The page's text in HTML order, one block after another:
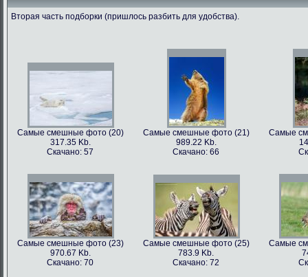
Самые смешные фото (9)
562.79 Kb.
Самые смешные фото (10)
899.22 Kb.
Самые
Вторая часть подборки (пришлось разбить для удобства).
Самые смешные фото (20)
317.35 Kb.
Скачано: 57
Самые смешные фото (21)
989.22 Kb.
Скачано: 66
Самые
Самые смешные фото (23)
970.67 Kb.
Скачано: 70
Самые смешные фото (25)
783.9 Kb.
Скачано: 72
Самые